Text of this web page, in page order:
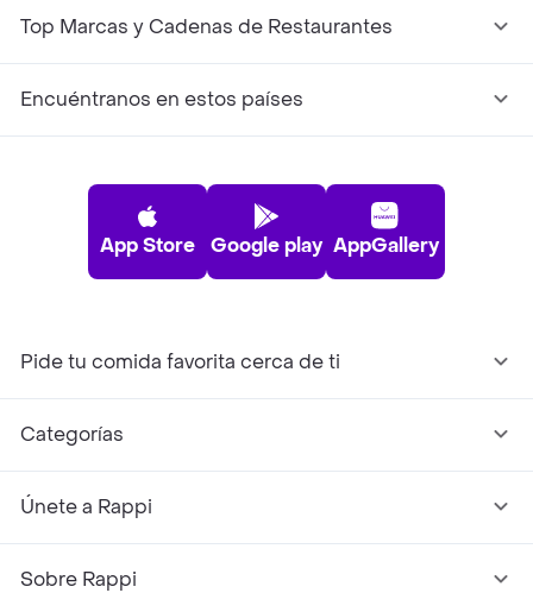
Top Marcas y Cadenas de Restaurantes
Encuéntranos en estos países
App Store Google play AppGallery
Pide tu comida favorita cerca de ti
Categorías
Únete a Rappi
Sobre Rappi